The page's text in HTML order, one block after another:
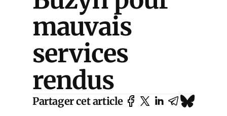
mauvais
services
rendus
Partager cet article